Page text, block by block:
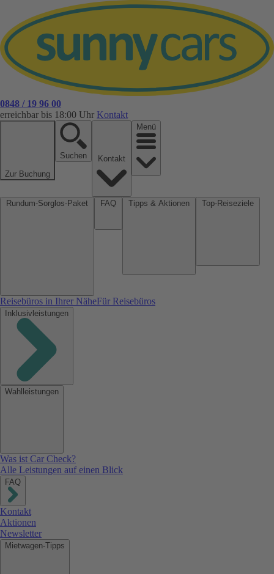
0848 / 19 96 00
erreichbar bis 18:00 Uhr Kontakt
Zur Buchung
Suchen
Menü
Reisebüros in Ihrer NäheFür Reisebüros
Inklusivleistungen
Wahlleistungen
Was ist Car Check?
Alle Leistungen auf einen Blick
FAQ
Kontakt
Aktionen
Newsletter
Mietwagen-Tipps